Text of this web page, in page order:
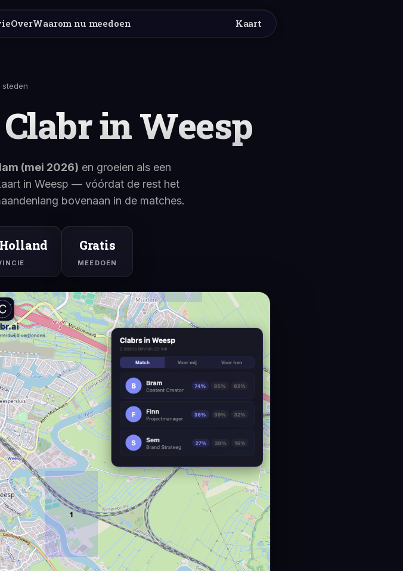
OverWaarom nu meedoen Kaart
in Weesp
(mei 2026) en groeien als een
in Weesp — vóórdat de rest het
bovenaan in de matches.
Gratis
MEEDOEN